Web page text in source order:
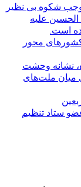
شکوه بی نظیر
علیه
است.
کشورهای محور
نشانه‌ وحشت
میان ملت‌های
ستاد تنظیم